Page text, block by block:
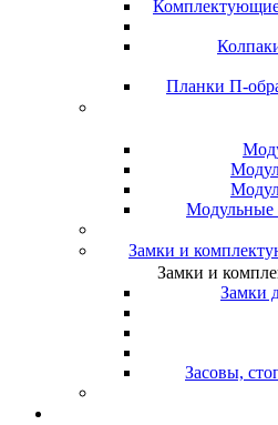
Комплектующие
Планки П-
Модульные
Замки и
Замки и
Замки
Засовы,